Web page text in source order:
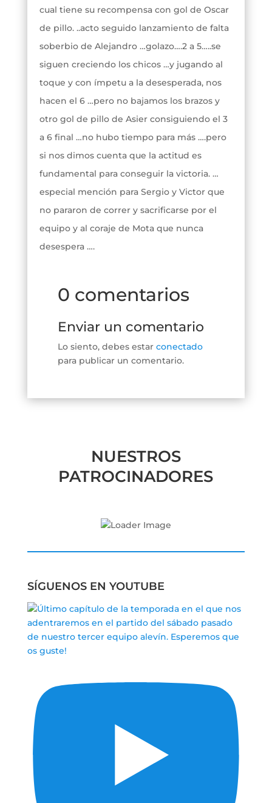
cual tiene su recompensa con gol de Oscar
de pillo. ..acto seguido lanzamiento de falta
soberbio de Alejandro …golazo….2 a 5…..se
siguen creciendo los chicos …y jugando al
toque y con ímpetu a la desesperada, nos
hacen el 6 …pero no bajamos los brazos y
otro gol de pillo de Asier consiguiendo el 3
a 6 final …no hubo tiempo para más ….pero
si nos dimos cuenta que la actitud es
fundamental para conseguir la victoria. …
especial mención para Sergio y Victor que
no pararon de correr y sacrificarse por el
equipo y al coraje de Mota que nunca
desespera ….
0 comentarios
Enviar un comentario
Lo siento, debes estar conectado
para publicar un comentario.
NUESTROS
PATROCINADORES
SÍGUENOS EN YOUTUBE